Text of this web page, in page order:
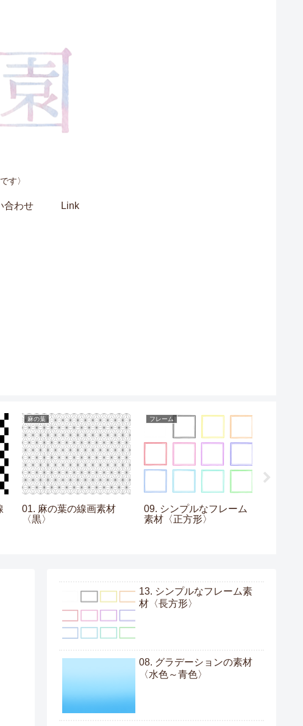
す〉
合わせ Link
麻の葉
01. 麻の葉の線画素材
〈黒〉
フレーム
09. シンプルなフレーム
素材〈正方形〉
13. シンプルなフレーム素
材〈長方形〉
08. グラデーションの素材
〈水色～青色〉